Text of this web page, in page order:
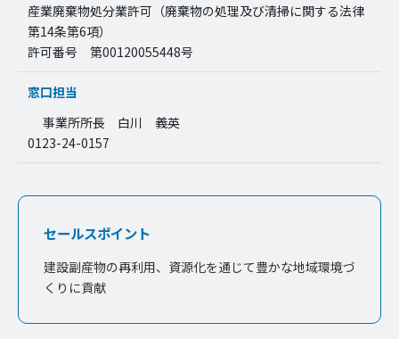
産業廃棄物処分業許可（廃棄物の処理及び清掃に関する法律
第14条第6項）
許可番号 第00120055448号
窓口担当
事業所所長 白川 義英
0123-24-0157
セールスポイント
建設副産物の再利用、資源化を通じて豊かな地域環境づ
くりに貢献